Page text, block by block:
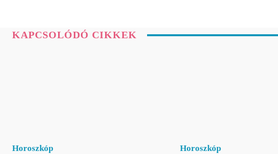
KAPCSOLÓDÓ CIKKEK
Horoszkóp Horoszkóp